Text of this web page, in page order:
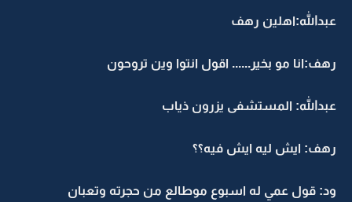
عبدالله:اهلين رهف
رهف:انا مو بخير...... اقول انتوا وين تروحون
عبدالله: المستشفى يزرون ذياب
رهف: ايش ليه ايش فيه؟؟
ود: قول عمي له اسبوع موطالع من حجرته وتعبان